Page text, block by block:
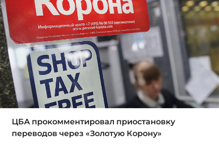
ЦБА прокомментировал приостановку
переводов через «Золотую Корону»